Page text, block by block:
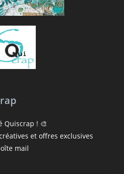
Quiscrap ! 🎨
et offres exclusives
mail